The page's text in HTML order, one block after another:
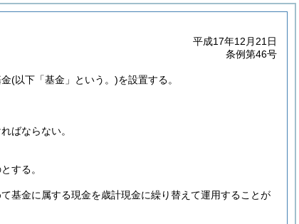
平成17年12月21日
条例第46号
(以下「基金」という。)を設置する。
ばならない。
する。
基金に属する現金を歳計現金に繰り替えて運用することが